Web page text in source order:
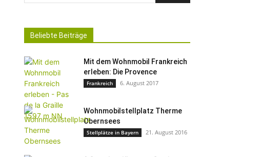
Beliebte Beiträge
Mit dem Wohnmobil Frankreich
erleben: Die Provence
Frankreich 6. August 2017
Wohnmobilstellplatz Therme
Obernsees
Stellplätze in Bayern 21. August 2016